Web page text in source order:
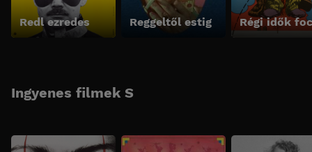
Redl ezredes Reggeltől estig Régi idők
Ingyenes filmek S